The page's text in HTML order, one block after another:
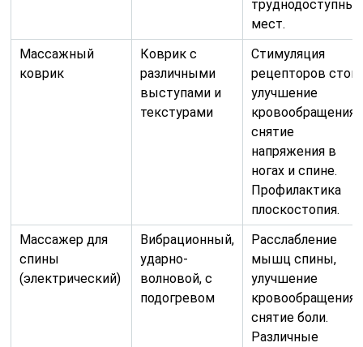
труднодоступных
мест.
Массажный
коврик
Коврик с
различными
выступами и
текстурами
Стимуляция
рецепторов стоп,
улучшение
кровообращения,
снятие
напряжения в
ногах и спине.
Профилактика
плоскостопия.
Массажер для
спины
(электрический)
Вибрационный,
ударно-
волновой, с
подогревом
Расслабление
мышц спины,
улучшение
кровообращения,
снятие боли.
Различные